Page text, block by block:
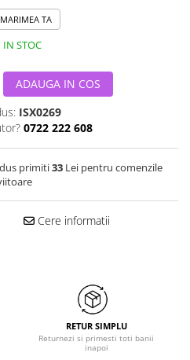
TA
IN STOC
ADAUGA IN COS
ISX0269
0722 222 608
primiti33Lei pentru comenzile
Cere informatii
RETUR SIMPLU
Returnezi si primesti toti banii
inapoi